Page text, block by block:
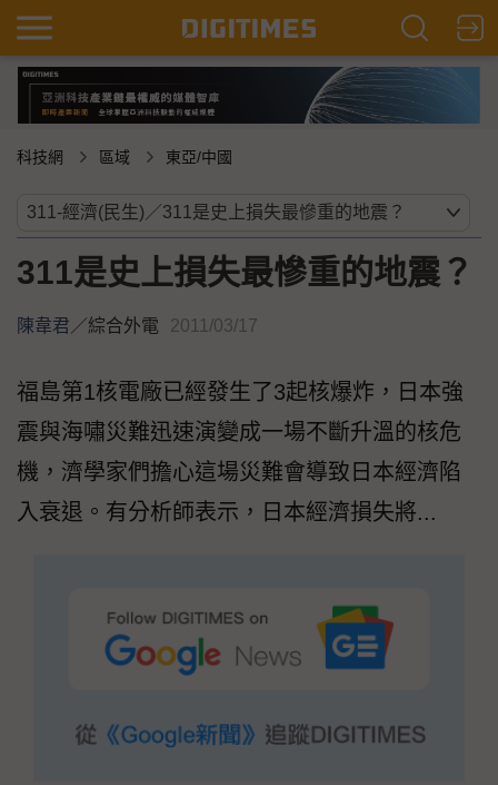
科技網 區域 東亞/中國
311是史上損失最慘重的地震？
陳韋君／綜合外電 2011/03/17
福島第1核電廠已經發生了3起核爆炸，日本強
震與海嘯災難迅速演變成一場不斷升溫的核危
機，濟學家們擔心這場災難會導致日本經濟陷
入衰退。有分析師表示，日本經濟損失將...